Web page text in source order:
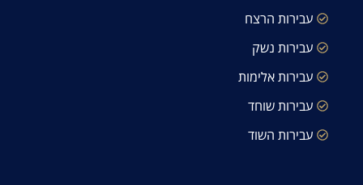
עבירות הרצח
עבירות נשק
עבירות אלימות
עבירות שוחד
עבירות השוד